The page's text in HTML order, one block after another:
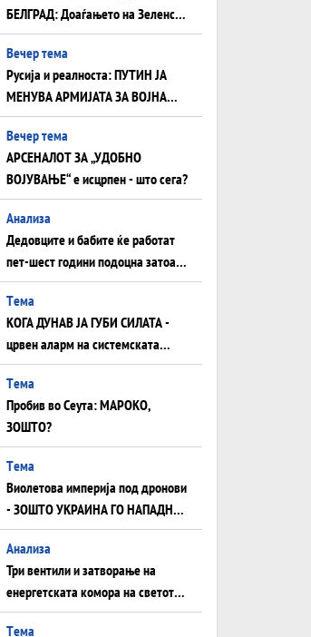
БЕЛГРАД: Доаѓањето на Зеленски
ги открива тајните на политиката
на балансирање на Вучиќ
Вечер тема
Русија и реалноста: ПУТИН ЈА
МЕНУВА АРМИЈАТА ЗА ВОЈНА
ШТО ОСТАНУВА БЕЗ ФРОНТ
Вечер тема
АРСЕНАЛОТ ЗА „УДОБНО
ВОЈУВАЊЕ“ е исцрпен - што сега?
Анализа
Дедовците и бабите ќе работат
пет-шест години подоцна затоа
што НЕМААТ ВНУЦИ ДА ГИ
ЗАМЕНАТ
Tема
КОГА ДУНАВ ЈА ГУБИ СИЛАТА -
црвен аларм на системската
плоча од јужна Германија до
Црното Море...
Tема
Пробив во Сеута: МАРОКО,
ЗОШТО?
Tема
Виолетова империја под дронови
- ЗОШТО УКРАИНА ГО НАПАДНА
РУСКИОТ WILDBERRIES
Aнализа
Три вентили и затворање на
енергетската комора на светот:
Нападот во Суец најавува
Tема